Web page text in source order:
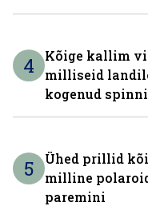
4
Kõige kallim
milliseid
kogenud
5
Ühed prillid
milline
paremini